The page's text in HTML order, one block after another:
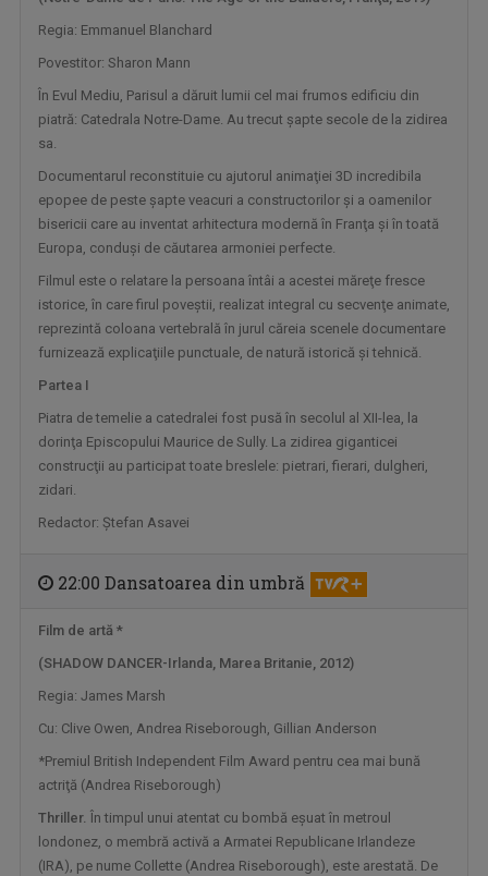
CULTART
Emisiunea „CULTart” le prezintă ...
CULTURA MINORITĂȚILOR
Germani, maghiari, romi, tătari și lipoveni ...
Sub sloganul „Să știm. Să fim”, „Jurnalul ...
Regia: Emmanuel Blanchard
Povestitor: Sharon Mann
În Evul Mediu, Parisul a dăruit lumii cel mai frumos edificiu din
piatră: Catedrala Notre-Dame. Au trecut şapte secole de la zidirea
sa.
Documentarul reconstituie cu ajutorul animaţiei 3D incredibila
epopee de peste şapte veacuri a constructorilor şi a oamenilor
bisericii care au inventat arhitectura modernă în Franţa şi în toată
Europa, conduşi de căutarea armoniei perfecte.
Filmul este o relatare la persoana întâi a acestei măreţe fresce
istorice, în care firul poveştii, realizat integral cu secvenţe animate,
reprezintă coloana vertebrală în jurul căreia scenele documentare
furnizează explicaţiile punctuale, de natură istorică şi tehnică.
Partea I
Piatra de temelie a catedralei fost pusă în secolul al XII-lea, la
dorinţa Episcopului Maurice de Sully. La zidirea giganticei
construcţii au participat toate breslele: pietrari, fierari, dulgheri,
zidari.
Redactor: Ştefan Asavei
22:00 Dansatoarea din umbră
Film de artă *
(SHADOW DANCER-Irlanda, Marea Britanie, 2012)
Regia: James Marsh
Cu: Clive Owen, Andrea Riseborough, Gillian Anderson
*Premiul British Independent Film Award pentru cea mai bună
actriţă (Andrea Riseborough)
Thriller. În timpul unui atentat cu bombă eșuat în metroul
londonez, o membră activă a Armatei Republicane Irlandeze
(IRA), pe nume Collette (Andrea Riseborough), este arestată. De